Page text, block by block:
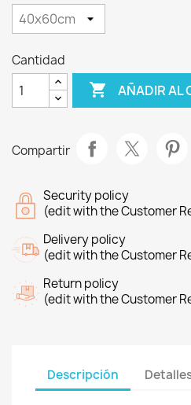
Cantidad
 AÑADIR AL
Compartir
Security policy
(edit with the Customer
Delivery policy
(edit with the Customer
Return policy
(edit with the Customer
Descripción